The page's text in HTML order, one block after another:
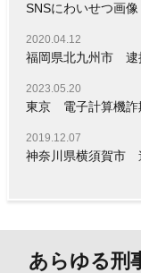
SNSにわいせつ画
2020.04.12
福岡県北九州市
2023.05.20
東京 電子計算機詐
2019.12.07
神奈川県横須賀市
あらゆる刑